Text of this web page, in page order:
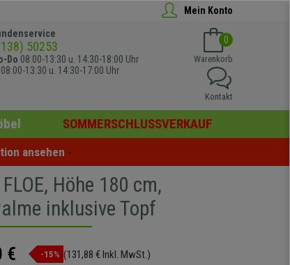
Mein Konto
50253
Do 08:00-13:30 u. 14:30-18:00 Uhr
08:00-13:30 u. 14:30-17:00 Uhr
0
Warenkorb
Kontakt
SOMMERSCHLUSSVERKAUF
ansehen -
Höhe 180 cm,
inklusive Topf
€ -15% (131,88 € Inkl. MwSt.)